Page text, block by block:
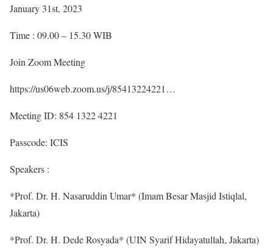
January 31st, 2023
Time : 09.00 – 15.30 WIB
Join Zoom Meeting
https://us06web.zoom.us/j/85413224221…
Meeting ID: 854 1322 4221
Passcode: ICIS
Speakers :
*Prof. Dr. H. Nasaruddin Umar* (Imam Besar Masjid Istiqlal,
Jakarta)
*Prof. Dr. H. Dede Rosyada* (UIN Syarif Hidayatullah, Jakarta)